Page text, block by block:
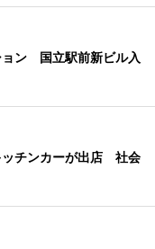
ョン 国立駅前新ビル入
ッチンカーが出店 社会